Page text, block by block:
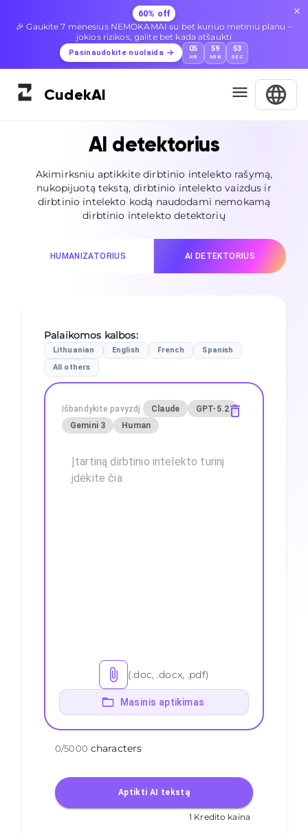
60% off
🎉 Gaukite 7 mėnesius NEMOKAMAI su bet kuriuo metiniu planu –
jokios rizikos, galite bet kada atšaukti
Pasinaudokite nuolaida 05
HR
59
MIN
52
SEC
CudekAI
AI detektorius
Akimirksniu aptikkite dirbtinio intelekto rašymą,
nukopijuotą tekstą, dirbtinio intelekto vaizdus ir
dirbtinio intelekto kodą naudodami nemokamą
dirbtinio intelekto detektorių
HUMANIZATORIUS AI DETEKTORIUS
Palaikomos kalbos:
Lithuanian English French
Spanish
All others
Išbandykite pavyzdį Claude
GPT-5.2
Gemini 3
Human
(.doc, .docx, .pdf)
Masinis aptikimas
0/5000 characters
Aptikti AI tekstą
1 Kredito kaina